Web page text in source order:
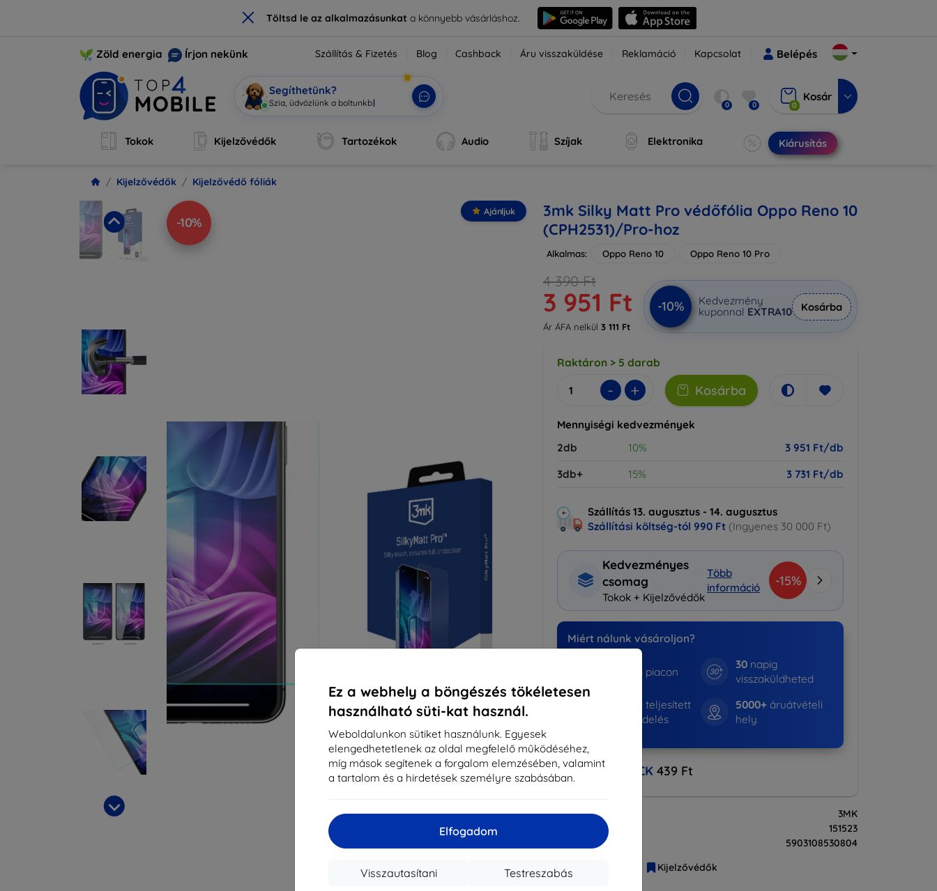
× Töltsd le az alkalmazásunkata könnyebb vásárláshoz.
Ez a webhely a böngészés tökéletesen
használható süti-kat használ.
Weboldalunkon sütiket használunk. Egyesek
elengedhetetlenek az oldal megfelelő működéséhez,
míg mások segítenek a forgalom elemzésében, valamint
a tartalom és a hirdetések személyre szabásában.
Elfogadom
Testreszabás
Visszautasítani
Zöld energia Írjon nekünk Szállítás & Fizetés Blog Cashback Áru visszaküldése Reklamáció Kapcsolat Belépés
Segíthetünk?
Mob 0 0 0
Kosár
Tokok Kijelzővédők Tartozékok Audio Szíjak Elektronika Kiárusítás
Kijelzővédők Kijelzővédő fóliák
-10%
Ajánljuk
3mk Silky Matt Pro védőfólia Oppo Reno 10
(CPH2531)/Pro-hoz
Alkalmas: Oppo Reno 10 Oppo Reno 10 Pro
4 390 Ft
3 951 Ft
Ár ÁFA nelkül 3 111 Ft
-10%
Kedvezmény
kuponnal EXTRA10 Kosárba
Raktáron > 5 darab
- + Kosárba
Mennyiségi kedvezmények
2db
10%
3 951 Ft/db
3db+
15% 3 731 Ft/db
Szállítás 13. augusztus - 14. augusztus
Szállítási költség-tól 990 Ft (Ingyenes 30 000 Ft)
Kedvezményes
csomag
Tokok + Kijelzővédők
Több
információ
-15%
Miért nálunk vásároljon?
éve a piacon
30napig
visszaküldheted
819530+teljesített
megrendelés
5000+áruátvételi
hely
CASHBACK 439 Ft
Márka
3MK
Gyártói cikkszám
151523
5903108530804
Kijelzővédő fóliák
Kijelzővédők